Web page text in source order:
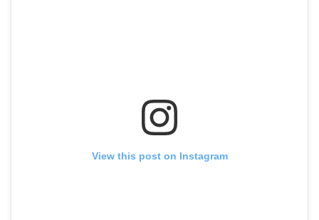
View this post on Instagram